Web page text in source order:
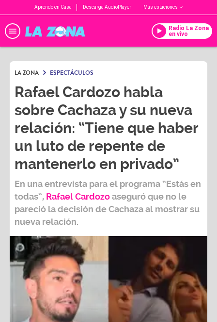
Aprendo en Casa Descarga AudioPlayer Más estaciones
Radio La Zona
en vivo
LA ZONA ESPECTÁCULOS
Rafael Cardozo habla
sobre Cachaza y su nueva
relación: “Tiene que haber
un luto de repente de
mantenerlo en privado”
En una entrevista para el programa “Estás en
todas”, Rafael Cardozoaseguró que no le
pareció la decisión deCachazaal mostrar su
nueva relación.